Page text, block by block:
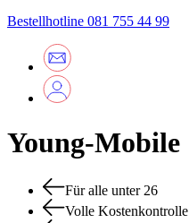
Bestellhotline 081 755 44 99
Young-Mobile
Für alle unter 26
Volle Kostenkontrolle